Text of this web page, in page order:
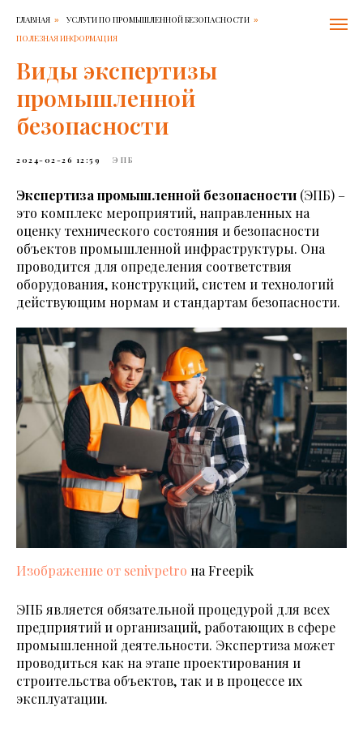
ГЛАВНАЯ » УСЛУГИ ПО ПРОМЫШЛЕННОЙ БЕЗОПАСНОСТИ »
ПОЛЕЗНАЯ ИНФОРМАЦИЯ
Виды экспертизы
промышленной
безопасности
2024-02-26 12:59 ЭПБ
Экспертиза промышленной безопасности (ЭПБ) –
это комплекс мероприятий, направленных на
оценку технического состояния и безопасности
объектов промышленной инфраструктуры. Она
проводится для определения соответствия
оборудования, конструкций, систем и технологий
действующим нормам и стандартам безопасности.
Изображение от senivpetro на Freepik
ЭПБ является обязательной процедурой для всех
предприятий и организаций, работающих в сфере
промышленной деятельности. Экспертиза может
проводиться как на этапе проектирования и
строительства объектов, так и в процессе их
эксплуатации.